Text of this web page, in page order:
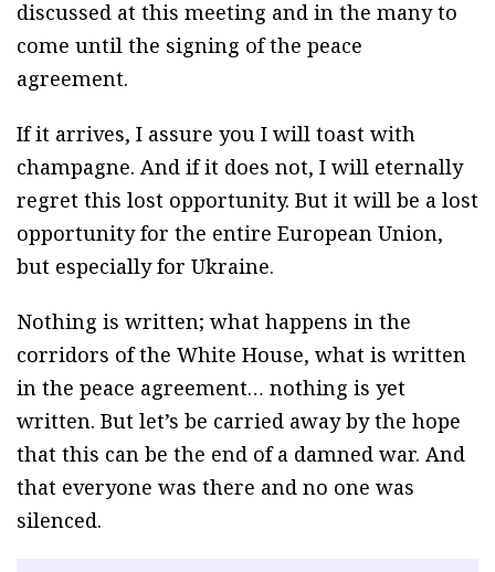
discussed at this meeting and in the many to
come until the signing of the peace
agreement.
If it arrives, I assure you I will toast with
champagne. And if it does not, I will eternally
regret this lost opportunity. But it will be a lost
opportunity for the entire European Union,
but especially for Ukraine.
Nothing is written; what happens in the
corridors of the White House, what is written
in the peace agreement… nothing is yet
written. But let’s be carried away by the hope
that this can be the end of a damned war. And
that everyone was there and no one was
silenced.